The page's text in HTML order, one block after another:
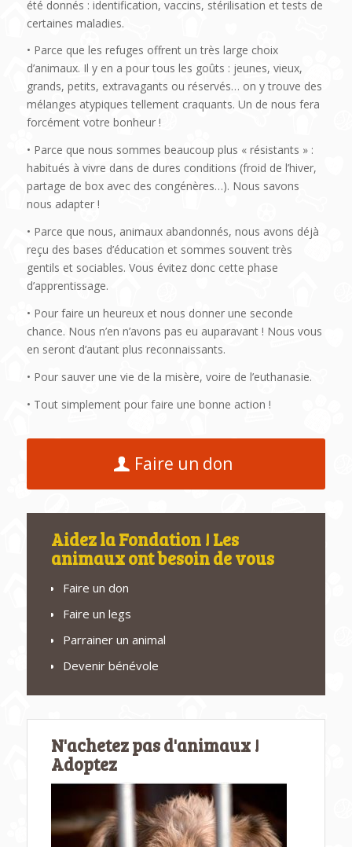
été donnés : identification, vaccins, stérilisation et tests de
certaines maladies.
• Parce que les refuges offrent un très large choix
d’animaux. Il y en a pour tous les goûts : jeunes, vieux,
grands, petits, extravagants ou réservés… on y trouve des
mélanges atypiques tellement craquants. Un de nous fera
forcément votre bonheur !
• Parce que nous sommes beaucoup plus « résistants » :
habitués à vivre dans de dures conditions (froid de l’hiver,
partage de box avec des congénères…). Nous savons
nous adapter !
• Parce que nous, animaux abandonnés, nous avons déjà
reçu des bases d’éducation et sommes souvent très
gentils et sociables. Vous évitez donc cette phase
d’apprentissage.
• Pour faire un heureux et nous donner une seconde
chance. Nous n’en n’avons pas eu auparavant ! Nous vous
en seront d’autant plus reconnaissants.
• Pour sauver une vie de la misère, voire de l’euthanasie.
• Tout simplement pour faire une bonne action !
Faire un don
Aidez la Fondation ! Les
animaux ont besoin de vous
Faire un don
Faire un legs
Parrainer un animal
Devenir bénévole
N'achetez pas d'animaux !
Adoptez